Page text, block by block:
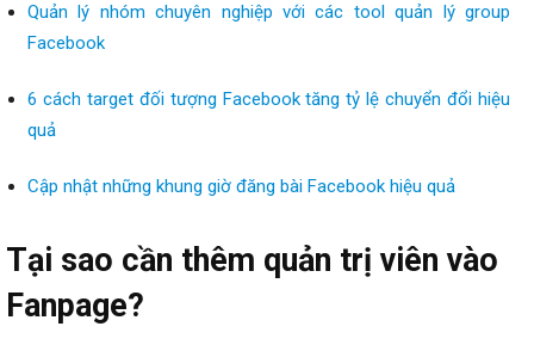
Quản lý nhóm chuyên nghiệp với các tool quản lý group
Facebook
6 cách target đối tượng Facebook tăng tỷ lệ chuyển đổi hiệu
quả
Cập nhật những khung giờ đăng bài Facebook hiệu quả
Tại sao cần thêm quản trị viên vào
Fanpage?